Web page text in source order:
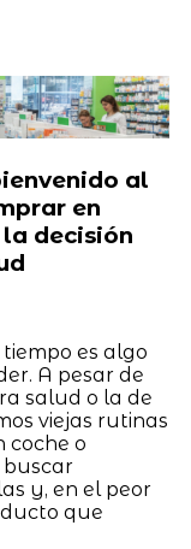
al
en
decisión
es algo
A pesar de
salud o la de
viejas rutinas
coche o
y, en el peor
que